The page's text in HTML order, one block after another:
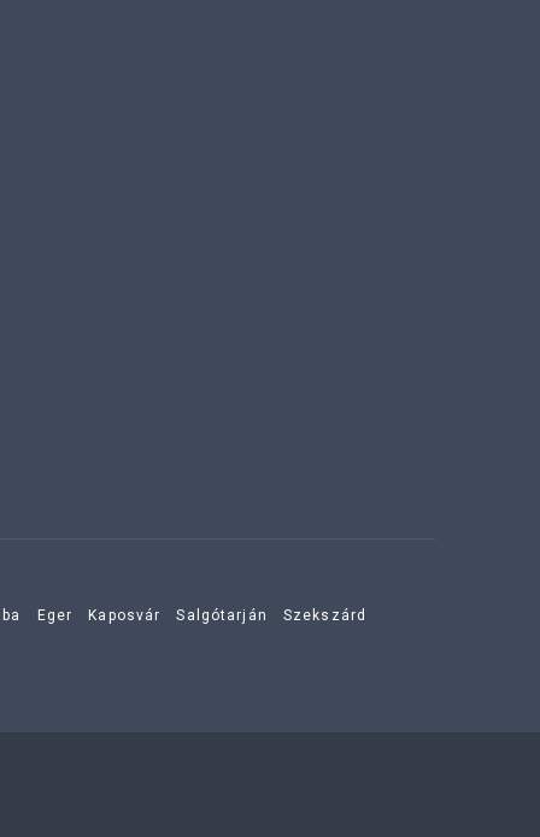
Eger Kaposvár Salgótarján Szekszárd